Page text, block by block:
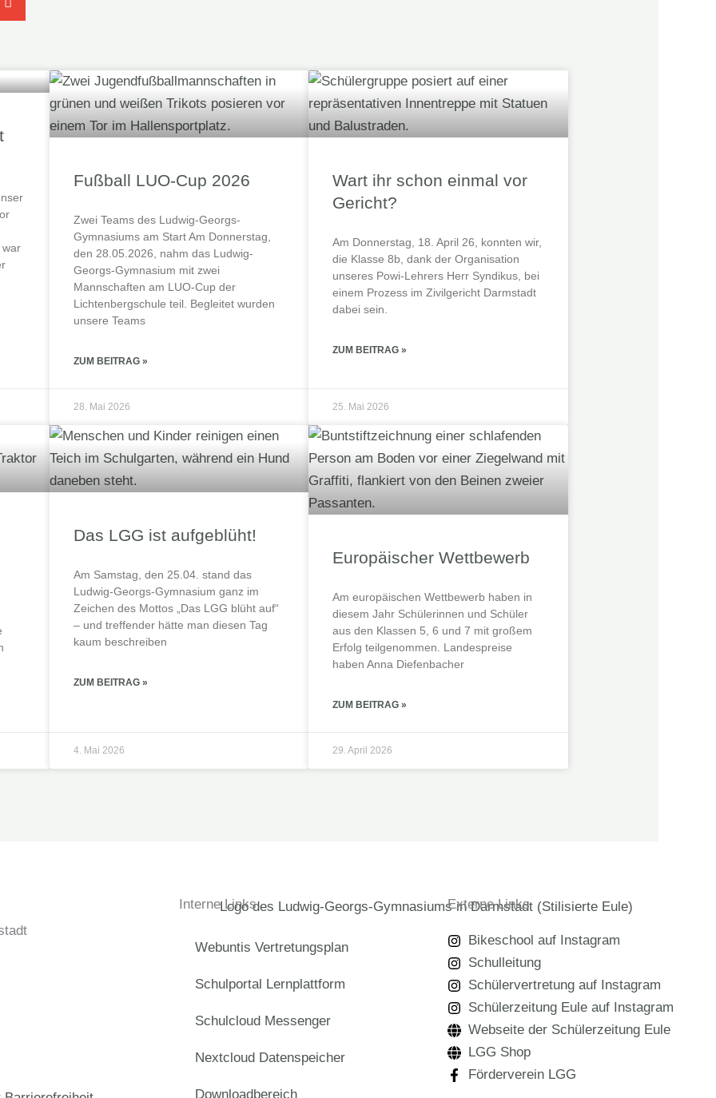
war
Fußball LUO-Cup 2026
Zwei Teams des Ludwig-Georgs-
Gymnasiums am Start Am Donnerstag,
den 28.05.2026, nahm das Ludwig-
Georgs-Gymnasium mit zwei
Mannschaften am LUO-Cup der
Lichtenbergschule teil. Begleitet wurden
unsere Teams
ZUM BEITRAG »
28. Mai 2026
Wart ihr schon einmal vor
Gericht?
Am Donnerstag, 18. April 26, konnten wir,
die Klasse 8b, dank der Organisation
unseres Powi-Lehrers Herr Syndikus, bei
einem Prozess im Zivilgericht Darmstadt
dabei sein.
ZUM BEITRAG »
25. Mai 2026
Das LGG ist aufgeblüht!
Am Samstag, den 25.04. stand das
Ludwig-Georgs-Gymnasium ganz im
Zeichen des Mottos „Das LGG blüht auf“
– und treffender hätte man diesen Tag
kaum beschreiben
ZUM BEITRAG »
4. Mai 2026
Europäischer Wettbewerb
Am europäischen Wettbewerb haben in
diesem Jahr Schülerinnen und Schüler
aus den Klassen 5, 6 und 7 mit großem
Erfolg teilgenommen. Landespreise
haben Anna Diefenbacher
ZUM BEITRAG »
29. April 2026
Interne Links
Webuntis Vertretungsplan
Schulportal Lernplattform
Schulcloud Messenger
Nextcloud Datenspeicher
Downloadbereich
Externe Links
Bikeschool auf Instagram
Schulleitung
Schülervertretung auf Instagram
Schülerzeitung Eule auf Instagram
Webseite der Schülerzeitung Eule
LGG Shop
Förderverein LGG